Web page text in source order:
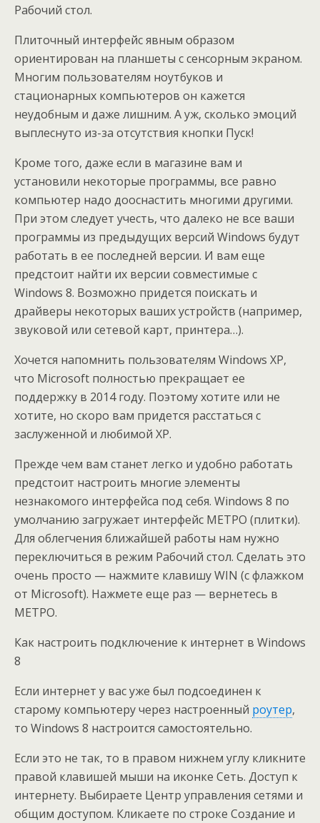
Рабочий стол.
Плиточный интерфейс явным образом
ориентирован на планшеты с сенсорным экраном.
Многим пользователям ноутбуков и
стационарных компьютеров он кажется
неудобным и даже лишним. А уж, сколько эмоций
выплеснуто из-за отсутствия кнопки Пуск!
Кроме того, даже если в магазине вам и
установили некоторые программы, все равно
компьютер надо дооснастить многими другими.
При этом следует учесть, что далеко не все ваши
программы из предыдущих версий Windows будут
работать в ее последней версии. И вам еще
предстоит найти их версии совместимые с
Windows 8. Возможно придется поискать и
драйверы некоторых ваших устройств (например,
звуковой или сетевой карт, принтера…).
Хочется напомнить пользователям Windows XP,
что Microsoft полностью прекращает ее
поддержку в 2014 году. Поэтому хотите или не
хотите, но скоро вам придется расстаться с
заслуженной и любимой XP.
Прежде чем вам станет легко и удобно работать
предстоит настроить многие элементы
незнакомого интерфейса под себя. Windows 8 по
умолчанию загружает интерфейс МЕТРО (плитки).
Для облегчения ближайшей работы нам нужно
переключиться в режим Рабочий стол. Сделать это
очень просто — нажмите клавишу WIN (с флажком
от Microsoft). Нажмете еще раз — вернетесь в
МЕТРО.
Как настроить подключение к интернет в Windows
8
Если интернет у вас уже был подсоединен к
старому компьютеру через настроенный роутер,
то Windows 8 настроится самостоятельно.
Если это не так, то в правом нижнем углу кликните
правой клавишей мыши на иконке Сеть. Доступ к
интернету. Выбираете Центр управления сетями и
общим доступом. Кликаете по строке Создание и